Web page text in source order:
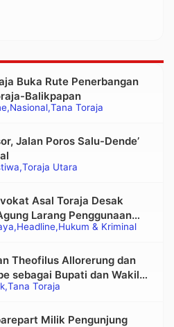
Nasional Tana Toraja
Buka Rute Penerbangan
Balikpapan
Toraja Utara
Jalan Poros Salu-Dende’
Headline Hukum & Kriminal
Asal Toraja Desak
Larang Penggunaan
Eksekusi Rumah Adat
Tana Toraja
Theofilus Allorerung dan
sebagai Bupati dan Wakil
Terpilih
Milik Pengunjung